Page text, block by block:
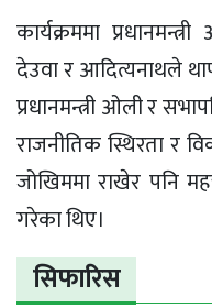
कार्यक्रममा
देउवा र आदित्यनाथले
प्रधानमन्त्री ओली र
राजनीतिक स्थिरता र
जोखिममा राखेर पनि
गरेका थिए।
सिफारिस